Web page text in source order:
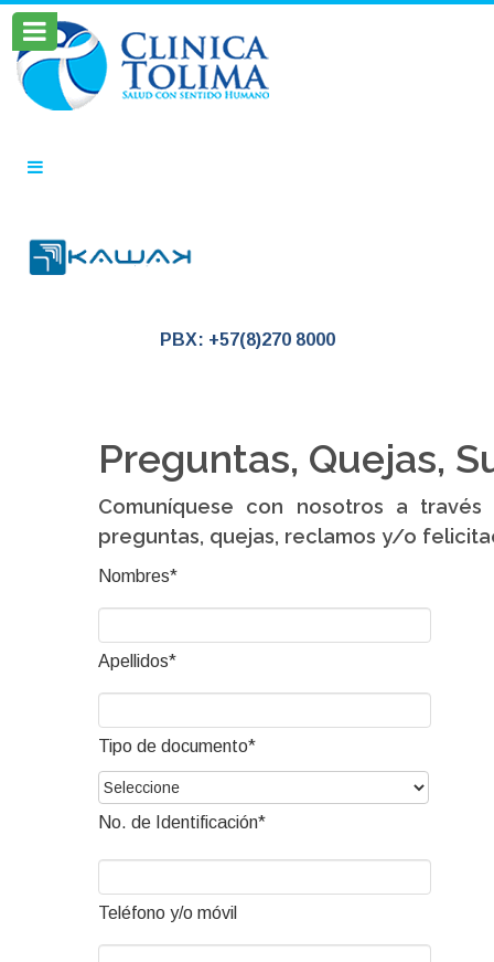
PBX: +57(8)270 8000
Preguntas, Quejas,
Comuníquese con nosotros a
preguntas, quejas, reclamos y/o
Nombres*
Apellidos*
Tipo de documento*
No. de Identificación*
Teléfono y/o móvil